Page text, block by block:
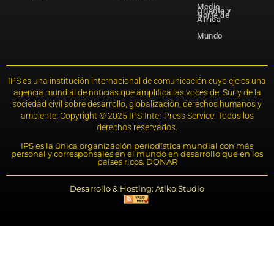
Medio
Oriente y
Norte de
África
Mundo
IPS es una institución internacional de comunicación cuyo eje es una
agencia mundial de noticias que amplifica las voces del Sur y de la
sociedad civil sobre desarrollo, globalización, derechos humanos y
ambiente. Copyright © 2025 IPS-Inter Press Service. Todos los
derechos reservados.
IPS es la única organización periodística mundial con más
personal y corresponsales en el mundo en desarrollo que en los
países ricos. DONAR
Desarrollo & Hosting: Atiko.Studio